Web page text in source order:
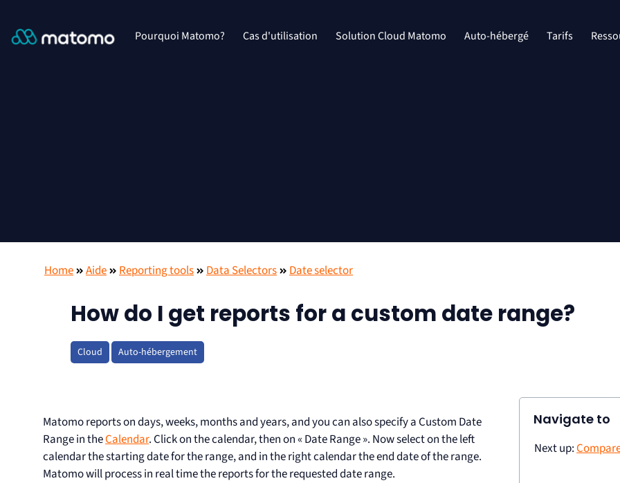
Pourquoi Matomo? Cas d'utilisation Solution Cloud Matomo Auto-hébergé Tarifs
Home Aide Reporting tools Data Selectors Date selector
How do I get reports for a custom date range?
Cloud Auto-hébergement
Matomo reports on days, weeks, months and years, and you can also specify a Custom Date
Range in theCalendar. Click on the calendar, then on « Date Range ». Now select on the left
calendar the starting date for the range, and in the right calendar the end date of the range.
Matomo will process in real time the reports for the requested date range.
Navigate to
Next up: